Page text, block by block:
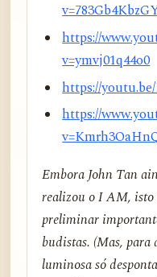
https://
v=ymvj01q44o0
https://
https://
Embora John Tan
realizou o I AM, isto
preliminar
budistas. (Mas, para
luminosa só